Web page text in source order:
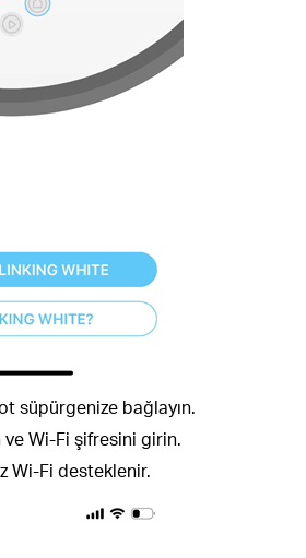
süpürgenize bağlayın.
ve Wi-Fi şifresini girin.
Wi-Fi desteklenir.